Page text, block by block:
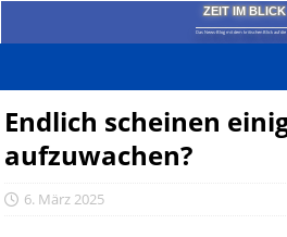
ZEIT IM BLICK
Das News-Blog mit dem kritischen Blick auf die
Endlich scheinen
aufzuwachen?
6. März 2025